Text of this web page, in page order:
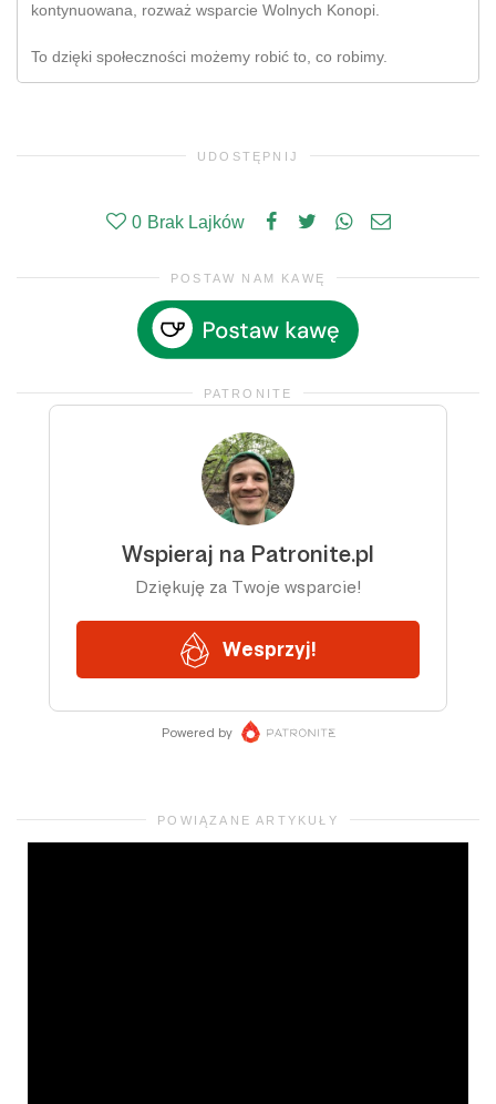
kontynuowana, rozważ wsparcie Wolnych Konopi.
To dzięki społeczności możemy robić to, co robimy.
UDOSTĘPNIJ
0 Brak Lajków
POSTAW NAM KAWĘ
PATRONITE
POWIĄZANE ARTYKUŁY